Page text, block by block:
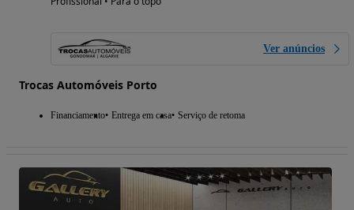
Ver anúncios
Trocas Automóveis Porto
Financiamento Entrega em casa Serviço de retoma